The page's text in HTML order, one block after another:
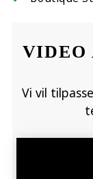
VIDEO
Vi vil